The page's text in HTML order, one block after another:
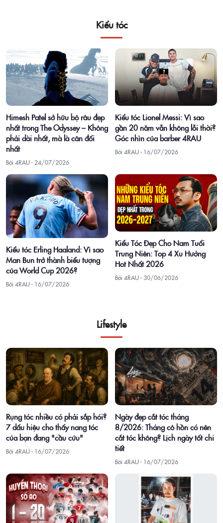
Kiểu tóc
Himesh Patel sở hữu bộ râu đẹp
nhất trong The Odyssey – Không
phải dài nhất, mà là cân đối
nhất
Bởi 4RAU · 24/07/2026
Kiểu tóc Lionel Messi: Vì sao
gần 20 năm vẫn không lỗi thời?
Góc nhìn của barber 4RAU
Bởi 4RAU · 16/07/2026
Kiểu tóc Erling Haaland: Vì sao
Man Bun trở thành biểu tượng
của World Cup 2026?
Bởi 4RAU · 16/07/2026
Kiểu Tóc Đẹp Cho Nam Tuổi
Trung Niên: Top 4 Xu Hướng
Hot Nhất 2026
Bởi 4RAU · 30/06/2026
Lifestyle
Rụng tóc nhiều có phải sắp hói?
7 dấu hiệu cho thấy nang tóc
của bạn đang "cầu cứu"
Bởi 4RAU · 16/07/2026
Ngày đẹp cắt tóc tháng
8/2026: Tháng cô hồn có nên
cắt tóc không? Lịch ngày tốt chi
tiết
Bởi 4RAU · 16/07/2026